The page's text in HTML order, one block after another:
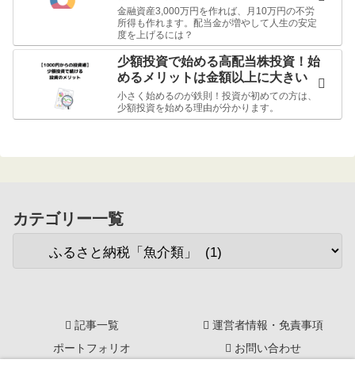
金融資産3,000万円を作れば、月10万円の不労
所得も作れます。配当金が増やして人生の安定
度を上げるには？
少額投資で始める高配当株投資！始
めるメリットは金額以上に大きい
小さく始めるのが鉄則！投資が初めての方は、
少額投資を始める理由が分かります。
カテゴリー一覧
記事一覧
運営者情報・免責事項
ポートフォリオ
お問い合わせ